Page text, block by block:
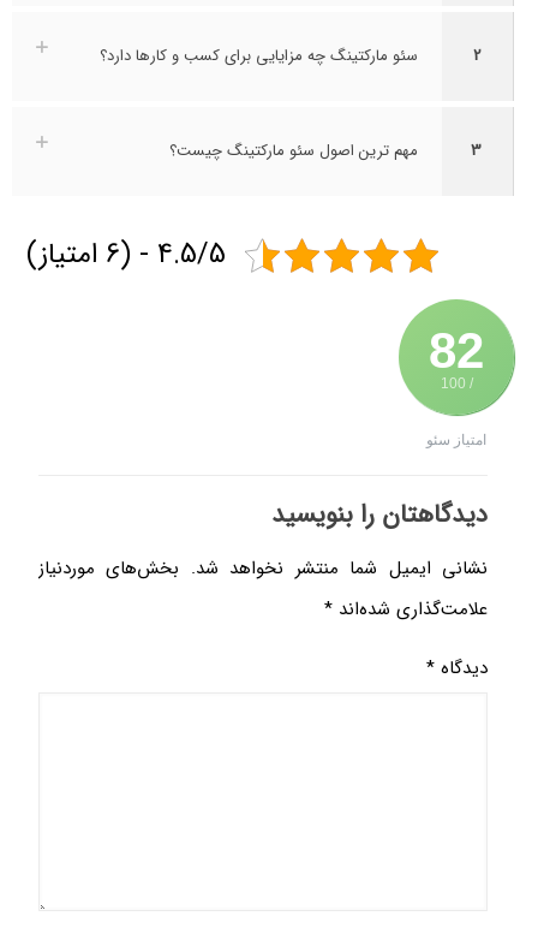
2 سئو مارکتینگ چه مزایایی برای کسب و کارها دارد؟
3 مهم‌ ترین اصول سئو مارکتینگ چیست؟
4.5/5 - (6 امتیاز)
82
/ 100
امتیاز سئو
دیدگاهتان را بنویسید
نشانی ایمیل شما منتشر نخواهد شد.
بخش‌های موردنیاز
علامت‌گذاری شده‌اند *
دیدگاه*